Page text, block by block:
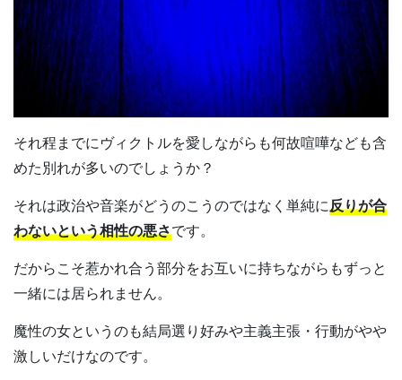
それ程までにヴィクトルを愛しながらも何故喧嘩なども含
めた別れが多いのでしょうか？
それは政治や音楽がどうのこうのではなく単純に反りが合
わないという相性の悪さです。
だからこそ惹かれ合う部分をお互いに持ちながらもずっと
一緒には居られません。
魔性の女というのも結局選り好みや主義主張・行動がやや
激しいだけなのです。